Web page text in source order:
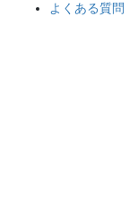
よくある質問